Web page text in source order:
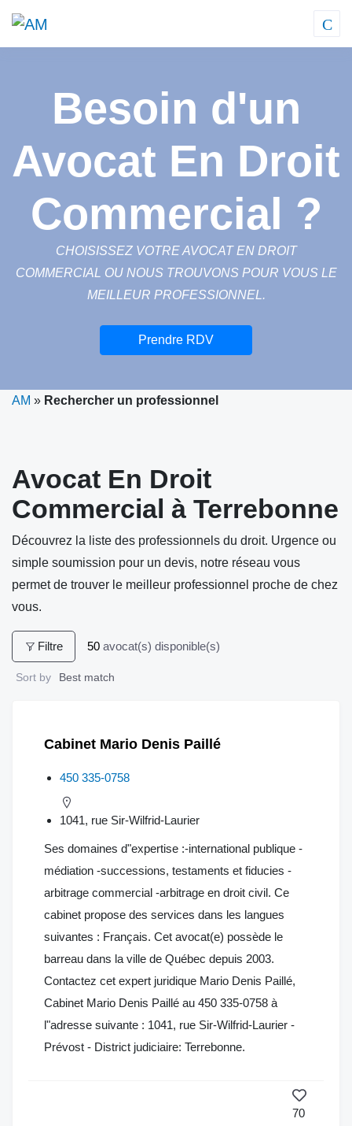
Besoin d'un
Avocat En Droit
Commercial ?
CHOISISSEZ VOTRE AVOCAT EN DROIT
COMMERCIAL OU NOUS TROUVONS POUR VOUS LE
MEILLEUR PROFESSIONNEL.
Prendre RDV
AM » Rechercher un professionnel
Avocat En Droit
Commercial à Terrebonne
Découvrez la liste des professionnels du droit. Urgence ou
simple soumission pour un devis, notre réseau vous
permet de trouver le meilleur professionnel proche de chez
vous.
Filtre 50 avocat(s) disponible(s)
Sort by Best match
Cabinet Mario Denis Paillé
450 335-0758
1041, rue Sir-Wilfrid-Laurier
Ses domaines d"expertise :-international publique -
médiation -successions, testaments et fiducies -
arbitrage commercial -arbitrage en droit civil. Ce
cabinet propose des services dans les langues
suivantes : Français. Cet avocat(e) possède le
barreau dans la ville de Québec depuis 2003.
Contactez cet expert juridique Mario Denis Paillé,
Cabinet Mario Denis Paillé au 450 335-0758 à
l"adresse suivante : 1041, rue Sir-Wilfrid-Laurier -
Prévost - District judiciaire: Terrebonne.
70